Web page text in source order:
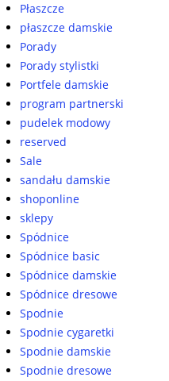
Płaszcze
płaszcze damskie
Porady
Porady stylistki
Portfele damskie
program partnerski
pudelek modowy
reserved
Sale
sandału damskie
shoponline
sklepy
Spódnice
Spódnice basic
Spódnice damskie
Spódnice dresowe
Spodnie
Spodnie cygaretki
Spodnie damskie
Spodnie dresowe